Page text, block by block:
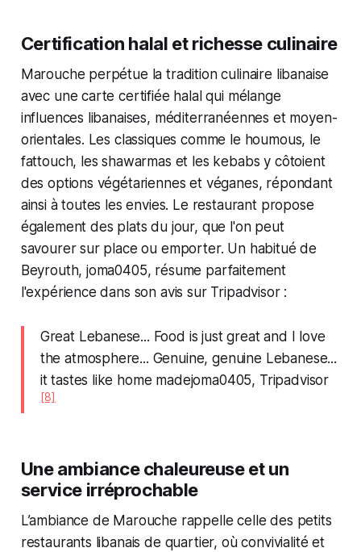
Certification halal et richesse culinaire
Marouche perpétue la tradition culinaire libanaise
avec une carte certifiée halal qui mélange
influences libanaises, méditerranéennes et moyen-
orientales. Les classiques comme le houmous, le
fattouch, les shawarmas et les kebabs y côtoient
des options végétariennes et véganes, répondant
ainsi à toutes les envies. Le restaurant propose
également des plats du jour, que l'on peut
savourer sur place ou emporter. Un habitué de
Beyrouth, joma0405, résume parfaitement
l'expérience dans son avis sur Tripadvisor :
Great Lebanese... Food is just great and I love
the atmosphere... Genuine, genuine Lebanese...
it tastes like home madejoma0405, Tripadvisor
[8]
Une ambiance chaleureuse et un
service irréprochable
L’ambiance de Marouche rappelle celle des petits
restaurants libanais de quartier, où convivialité et